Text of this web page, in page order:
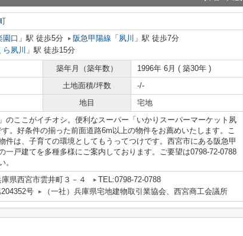
園口 」駅 徒歩5分 阪急甲陽線 「 夙川 」駅 徒歩7分
ら夙川 」駅 徒歩15分
築年月（築年数）
1996年 6月 ( 築30年 )
土地面積/坪数
-/-
地目 宅地
のここがイチオシ。便利なスーパー「いかりスーパーマーケット夙
。好条件の揃った前面道路6m以上の物件をお薦めいたします。こ
件は、子育ての環境としてもうってつけです。西宮市にある阪急甲
一戸建てを多種多様にご案内しております。ご要望は0798-72-0788
。
庫県西宮市雲井町３－４
TEL:0798-72-0788
号
（一社）兵庫県宅地建物取引業協会、西宮商工会議所